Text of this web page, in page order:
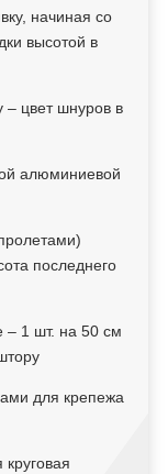
начиная со
высотой в
– цвет шнуров в
алюминиевой
последнего
– 1 шт. на 50 см
для крепежа